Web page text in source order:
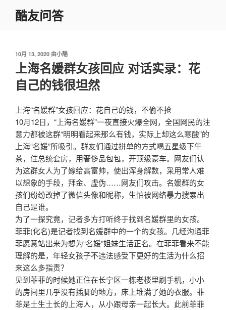
酷友问答
发
布
于
10月 13, 2020 由小酷
上海名媛群女孩回应 对话实录：花
自己的钱很坦然
上海“名媛群”女孩回应：花自己的钱，不偷不抢
10月12日，“上海名媛群”一夜直接火爆全网，全国网民的注
意力都被这群“明明看起来那么有钱，实际上却这么寒酸”的
上海“名媛”所吸引。群友们通过拼单的方式喝五星级下午
茶，住总统套房，用奢侈品包包，开顶级豪车。网友们认
为这群女人为了嫁给高富帅，使出浑身解数，采用常人难
以想象的手段，拜金、虚伪……网友们攻击。名媛群的女
孩们纷纷改掉了微信头像和昵称，生怕被网络暴力搜索出
自己是谁。
为了一探究竟，记者多方打听终于找到名媛群里的女孩。
菲菲(化名)是记者找到名媛群中的一个的女孩。几经沟通菲
菲愿意站出来为想为“名媛”姐妹生活正名。在菲菲看来不能
理解的是，年轻女孩子不违法感受下更好的生活为什么招
来这么多指责？
见到菲菲的时候她正住在长宁区一栋老楼里刷手机，小小
的房间里几乎没有插脚的地方，床上堆满了她的衣服。菲
菲是土生土长的上海人，从小跟母亲一起长大。此前菲菲